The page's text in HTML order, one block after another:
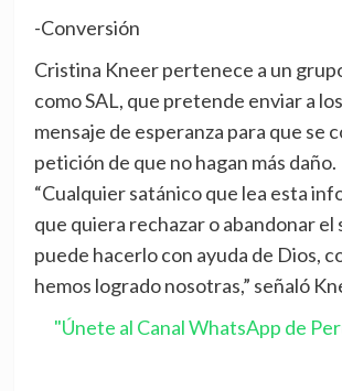
-Conversión
Cristina Kneer pertenece a un
como SAL, que pretende enviar a
mensaje de esperanza para que se
petición de que no hagan más daño.
“Cualquier satánico que lea esta
que quiera rechazar o abandonar el
puede hacerlo con ayuda de Dios,
hemos logrado nosotras,” señaló
"Únete al Canal WhatsApp de